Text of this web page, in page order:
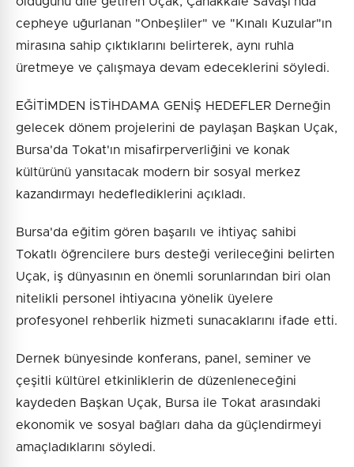
cepheye uğurlanan "Onbeşliler" ve "Kınalı Kuzular"ın
mirasına sahip çıktıklarını belirterek, aynı ruhla
üretmeye ve çalışmaya devam edeceklerini söyledi.
EĞİTİMDEN İSTİHDAMA GENİŞ HEDEFLER Derneğin
gelecek dönem projelerini de paylaşan Başkan Uçak,
Bursa'da Tokat'ın misafirperverliğini ve konak
kültürünü yansıtacak modern bir sosyal merkez
kazandırmayı hedeflediklerini açıkladı.
Bursa'da eğitim gören başarılı ve ihtiyaç sahibi
Tokatlı öğrencilere burs desteği verileceğini belirten
Uçak, iş dünyasının en önemli sorunlarından biri olan
nitelikli personel ihtiyacına yönelik üyelere
profesyonel rehberlik hizmeti sunacaklarını ifade etti.
Dernek bünyesinde konferans, panel, seminer ve
çeşitli kültürel etkinliklerin de düzenleneceğini
kaydeden Başkan Uçak, Bursa ile Tokat arasındaki
ekonomik ve sosyal bağları daha da güçlendirmeyi
amaçladıklarını söyledi.